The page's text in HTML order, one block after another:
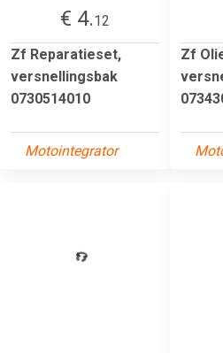
€ 4.12
Zf Reparatieset,
versnellingsbak
0730514010
Motointegrator
Zf